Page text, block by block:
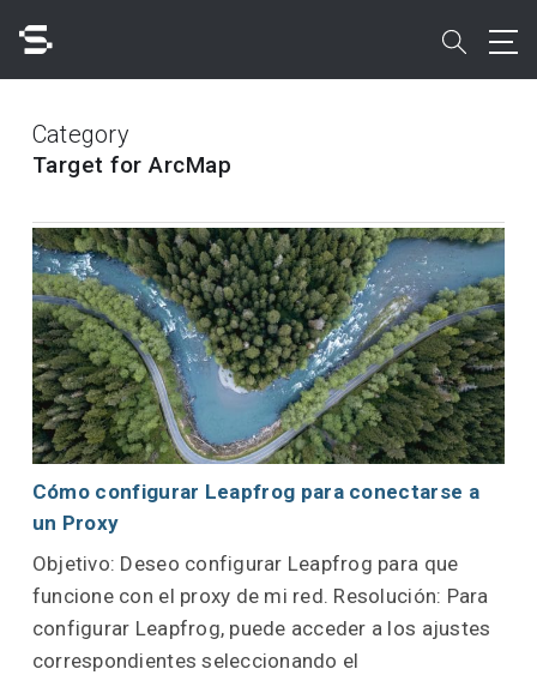
main
Acceso rápido a
search
Category
Target for ArcMap
Cómo configurar Leapfrog para conectarse a
un Proxy
Objetivo: Deseo configurar Leapfrog para que
funcione con el proxy de mi red. Resolución: Para
configurar Leapfrog, puede acceder a los ajustes
correspondientes seleccionando el